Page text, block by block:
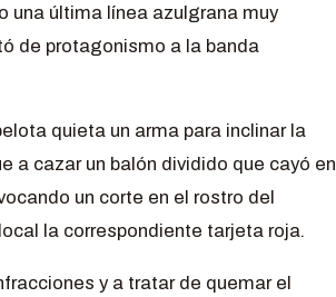
una última línea azulgrana muy
de protagonismo a la banda
quieta un arma para inclinar la
a cazar un balón dividido que cayó en
un corte en el rostro del
la correspondiente tarjeta roja.
y a tratar de quemar el